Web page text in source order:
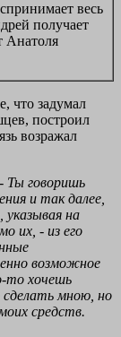
весь
получает
Анатоля
что задумал
построил
возражал
Ты говоришь
и так далее,
на
их, - из его
возможное
то хочешь
мною, но
средств.